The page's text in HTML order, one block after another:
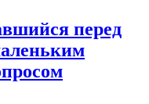
перед